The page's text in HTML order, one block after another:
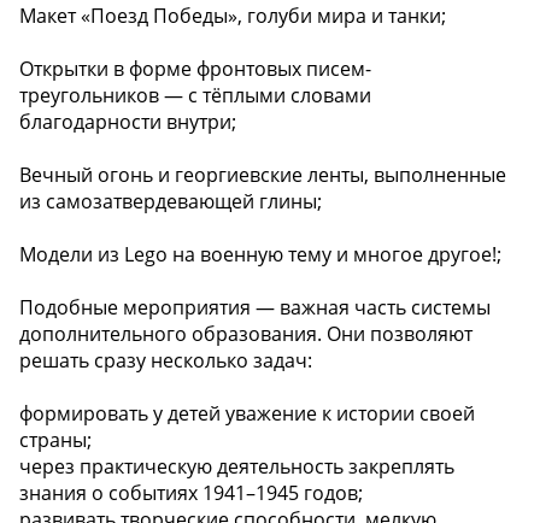
Макет «Поезд Победы», голуби мира и танки;
Открытки в форме фронтовых писем-
треугольников — с тёплыми словами
благодарности внутри;
Вечный огонь и георгиевские ленты, выполненные
из самозатвердевающей глины;
Модели из Lego на военную тему и многое другое!;
Подобные мероприятия — важная часть системы
дополнительного образования. Они позволяют
решать сразу несколько задач:
формировать у детей уважение к истории своей
страны;
через практическую деятельность закреплять
знания о событиях 1941–1945 годов;